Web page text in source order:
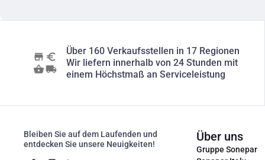
Über 160 Verkaufsstellen in 17 Regionen
Wir liefern innerhalb von 24 Stunden mit
einem Höchstmaß an Serviceleistung
Bleiben Sie auf dem Laufenden und
entdecken Sie unsere Neuigkeiten!
Über uns
Gruppe Sonepar